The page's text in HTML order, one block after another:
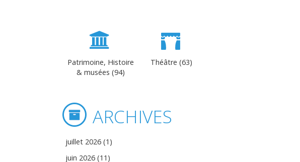
Patrimoine, Histoire
& musées (94)
Théâtre (63)
ARCHIVES
juillet 2026 (1)
juin 2026 (11)